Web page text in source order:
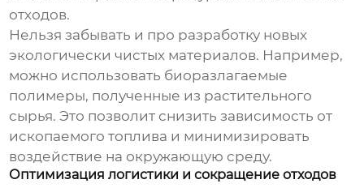
отходов.
Нельзя забывать и про разработку новых
экологически чистых материалов. Например,
можно использовать биоразлагаемые
полимеры, полученные из растительного
сырья. Это позволит снизить зависимость от
ископаемого топлива и минимизировать
воздействие на окружающую среду.
Оптимизация логистики и сокращение отходов